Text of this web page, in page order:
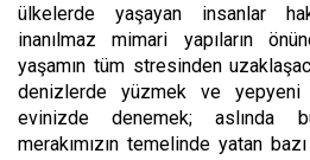
ülkelerde yaşayan insanlar
inanılmaz mimari yapıların
yaşamın tüm stresinden
denizlerde yüzmek ve yepyeni
evinizde denemek; aslında
merakımızın temelinde yatan